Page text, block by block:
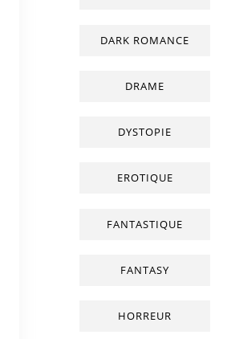
DARK ROMANCE
DRAME
DYSTOPIE
EROTIQUE
FANTASTIQUE
FANTASY
HORREUR